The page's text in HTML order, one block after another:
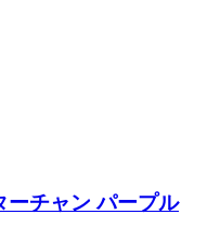
ーチャン パープル